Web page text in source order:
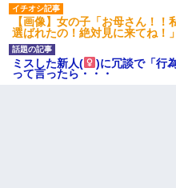
【画像】女の子「お母さん！
選ばれたの！絶対見に来てね！
ミスした新人(
)に冗談で「行
って言ったら・・・